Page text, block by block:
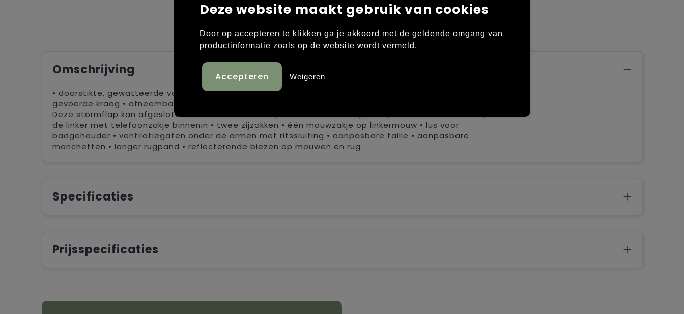
4XL
Omschrijving
• doorstikte, gewatteerde voering • wind- en waterafstotend en ademende softshell • met fleece
gevoerde kraag • afneembare capuchon • ritssluiting aan de voorzijde die bedekt is met een flap •
Deze stormflap kan afgesloten worden met drukknopen • twee schuinlopende, verticale borstzakken,
de linker met telefoonzakje binnenin • twee zijzakken • één mouwzakje op linkermouw • lus voor
badgehouder • ventilatiegaten onder de armen met ritssluiting • aanpasbare taille • aanpasbare
manchetten • langer rugpand • reflecterende biezen op mouwen en rug
Specificaties
Prijsspecificaties
Deze website maakt gebruik van cookies
Door op accepteren te klikken ga je akkoord met de geldende omgang van
productinformatie zoals op de website wordt vermeld.
Weigeren